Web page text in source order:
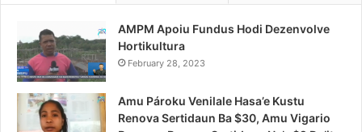
AMPM Apoiu Fundus Hodi Dezenvolve
Hortikultura
February 28, 2023
Amu Pároku Venilale Hasa’e Kustu
Renova Sertidaun Ba $30, Amu Vigario